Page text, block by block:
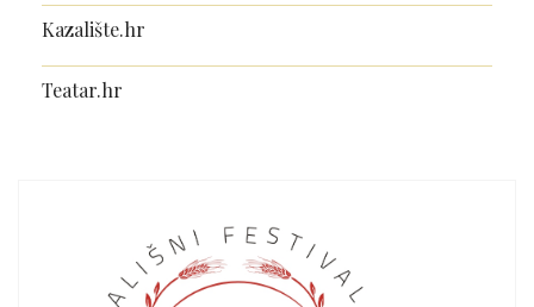
Kazalište.hr
Teatar.hr